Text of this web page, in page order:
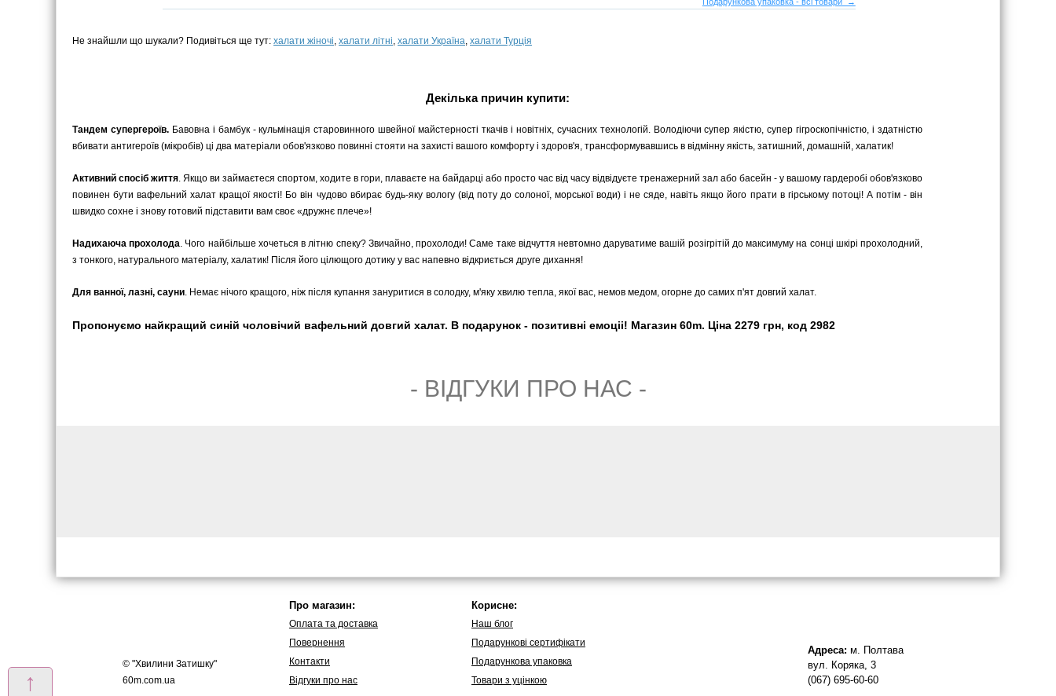
Не знайшли що шукали? Подивіться ще тут: халати жіночі, халати літні, халати Україна, халати Турція
Декілька причин купити:
Тандем супергероїв.Бавовна і бамбук - кульмінація старовинного швейної майстерності ткачів і новітніх, сучасних технологій. Володіючи супер якістю, супер гігроскопічністю, і здатністю
вбивати антигероїв (мікробів) ці два матеріали обов'язково повинні стояти на захисті вашого комфорту і здоров'я, трансформувавшись в відмінну якість, затишний, домашній, халатик!
Активний спосіб життя. Якщо ви займаєтеся спортом, ходите в гори, плаваєте на байдарці або просто час від часу відвідуєте тренажерний зал або басейн - у вашому гардеробі обов'язково
повинен бути вафельний халат кращої якості! Бо він чудово вбирає будь-яку вологу (від поту до солоної, морської води) і не сяде, навіть якщо його прати в гірському потоці! А потім - він
швидко сохне і знову готовий підставити вам своє «дружнє плече»!
Надихаюча прохолода. Чого найбільше хочеться в літню спеку? Звичайно, прохолоди! Саме таке відчуття невтомно даруватиме вашій розігрітій до максимуму на сонці шкірі прохолодний,
з тонкого, натурального матеріалу, халатик! Після його цілющого дотику у вас напевно відкриється друге дихання!
Для ванної, лазні, сауни. Немає нічого кращого, ніж після купання зануритися в солодку, м'яку хвилю тепла, якої вас, немов медом, огорне до самих п'ят довгий халат.
Пропонуємо найкращий синій чоловічий вафельний довгий халат. В подарунок - позитивні емоціі! Магазин 60m. Ціна 2279 грн, код 2982
- ВIДГУКИ ПРО НАС -
↑
© "Хвилини Затишку"
60m.com.ua
Про магазин:
Оплата та доставка
Повернення
Контакти
Вiдгуки про нас
Корисне:
Наш блог
Подарункові сертифікати
Подарункова упаковка
Товари з уцінкою
Адреса: м. Полтава
вул. Коряка, 3
(067) 695-60-60